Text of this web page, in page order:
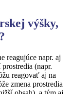
výšky,
reagujúce napr. aj
(napr.
reagovať aj na
zmena prostredia